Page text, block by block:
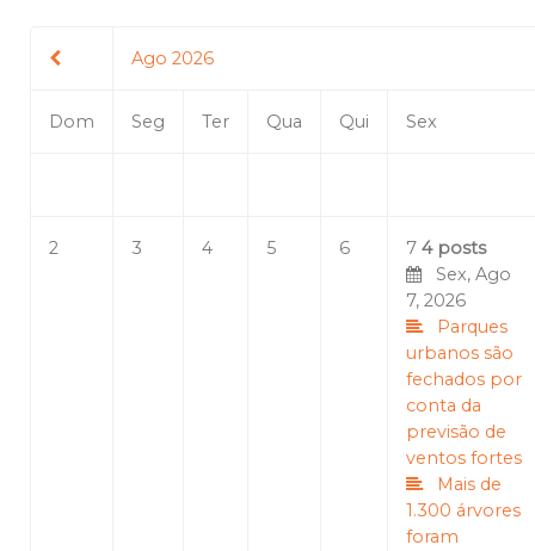
Ago 2026
Dom Seg Ter Qua Qui Sex
2 3 4 5 6 7 4 posts
Sex, Ago
7, 2026
Parques
urbanos são
fechados por
conta da
previsão de
ventos fortes
Mais de
1.300 árvores
foram